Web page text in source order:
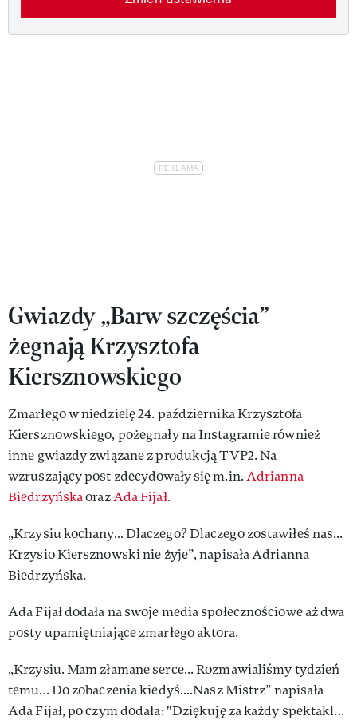
Gwiazdy „Barw szczęścia”
żegnają Krzysztofa
Kiersznowskiego
Zmarłego w niedzielę 24. października Krzysztofa
Kiersznowskiego, pożegnały na Instagramie również
inne gwiazdy związane z produkcją TVP2. Na
wzruszający post zdecydowały się m.in.Adrianna
BiedrzyńskaorazAda Fijał.
„Krzysiu kochany… Dlaczego? Dlaczego zostawiłeś nas...
Krzysio Kiersznowski nie żyje”, napisała Adrianna
Biedrzyńska.
Ada Fijał dodała na swoje media społecznościowe aż dwa
posty upamiętniające zmarłego aktora.
„Krzysiu. Mam złamane serce... Rozmawialiśmy tydzień
temu... Do zobaczenia kiedyś....Nasz Mistrz” napisała
Ada Fijał, po czym dodała: "Dziękuję za każdy spektakl...